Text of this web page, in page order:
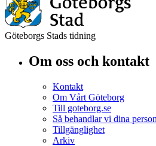
Göteborgs Stads tidning
Om oss och kontakt
Kontakt
Om Vårt Göteborg
Till goteborg.se
Så behandlar vi dina
Tillgänglighet
Arkiv